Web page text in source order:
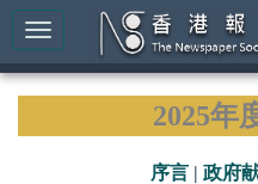
2025年
序言 | 政府